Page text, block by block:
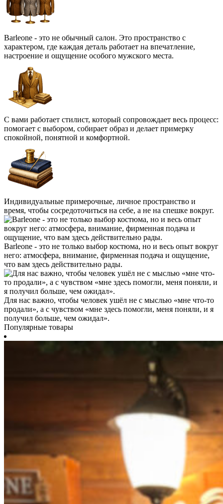
Barleone - это не обычный салон. Это пространство с
характером, где каждая деталь работает на впечатление,
настроение и ощущение особого мужского места.
С вами работает стилист, который сопровождает весь процесс:
помогает с выбором, собирает образ и делает примерку
спокойной, понятной и комфортной.
Индивидуальные примерочные, личное пространство и
время, чтобы сосредоточиться на себе, а не на спешке вокруг.
Barleone - это не только выбор костюма, но и весь опыт вокруг
него: атмосфера, внимание, фирменная подача и ощущение,
что вам здесь действительно рады.
Для нас важно, чтобы человек ушёл не с мыслью «мне что-то
продали», а с чувством «мне здесь помогли, меня поняли, и я
получил больше, чем ожидал».
Популярные товары